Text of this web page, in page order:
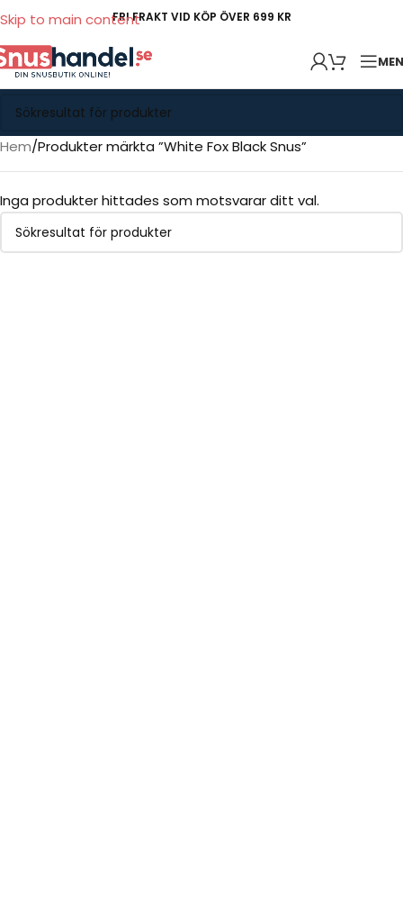
Skip to main contentFRI FRAKT VID KÖP ÖVER 699 KR
Hem Produkter märkta ”White Fox Black Snus”
Inga produkter hittades som motsvarar ditt val.